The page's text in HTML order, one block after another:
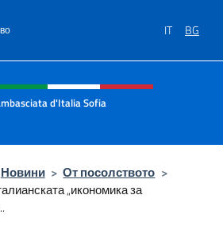
IT BG
social e menù
d'Italia Sofia
Новини > От посолството >
„икономика за